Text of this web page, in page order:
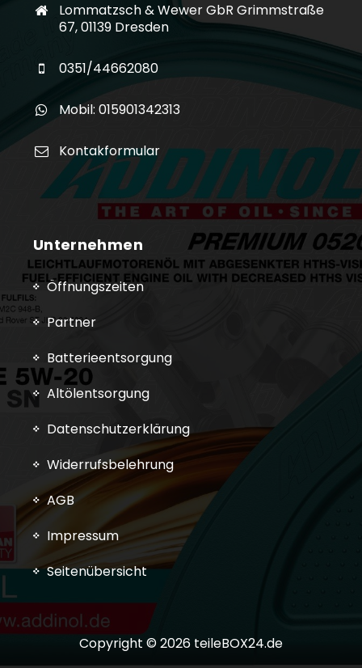
Lommatzsch & Wewer GbR Grimmstraße
67, 01139 Dresden
0351/44662080
Mobil: 015901342313
Kontakformular
Unternehmen
Öffnungszeiten
Partner
Batterieentsorgung
Altölentsorgung
Datenschutzerklärung
Widerrufsbelehrung
AGB
Impressum
Seitenübersicht
Copyright © 2026 teileBOX24.de